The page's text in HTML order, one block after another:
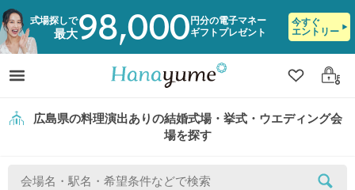
式場探しで
最大98,000 円分の電子マネー
ギフトプレゼント
今すぐ
エントリー
クリップ
ログ
広島県の料理演出ありの結婚式場・挙式・ウエディング会
場を探す